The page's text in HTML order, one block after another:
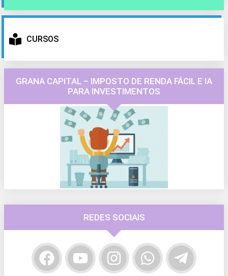
CURSOS
GRANA CAPITAL – IMPOSTO DE RENDA FÁCIL E IA
PARA INVESTIMENTOS
REDES SOCIAIS